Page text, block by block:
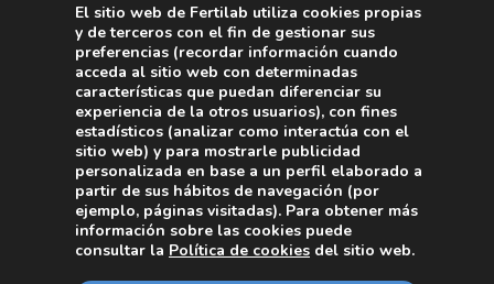
La capacitación tiene como objetivo separar los
espermatozoides del plasma seminal, y seleccionar aquellos
espermatozoides móviles, con capacidad de fecundar al
¿Cómo funciona Fertile?
Seleccionar el espermatozoide perfectoes posible
gracias a Fertile. Pero, ¿en qué consiste esta innovadora
técnica? Se trata de un dispositivo, patentado por la
El sitio web de Fertilab utiliza cookies propias
y de terceros con el fin de gestionar sus
preferencias (recordar información cuando
acceda al sitio web con determinadas
características que puedan diferenciar su
experiencia de la otros usuarios), con fines
estadísticos (analizar como interactúa con el
sitio web) y para mostrarle publicidad
personalizada en base a un perfil elaborado a
partir de sus hábitos de navegación (por
ejemplo, páginas visitadas). Para obtener más
información sobre las cookies puede
consultar la Política de cookies del sitio web.